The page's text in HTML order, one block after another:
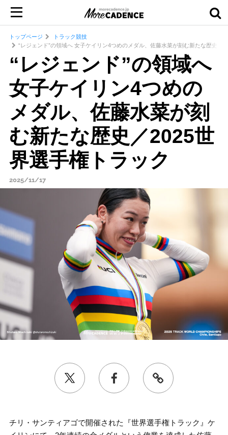
トップページ
トラック競技
“レジェンド”の領域へ 女子ケイリン4つめのメダル、佐藤水菜が刻む新たな歴史／
“レジェンド”の領域へ
女子ケイリン4つめの
メダル、佐藤水菜が刻
む新たな歴史／2025世
界選手権トラック
2025/11/17
チリ・サンティアゴで開催された『世界選手権トラック』ケ